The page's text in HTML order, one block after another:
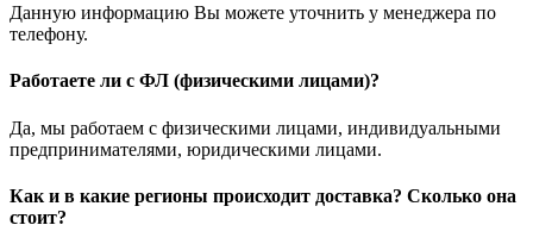
Данную информацию Вы можете уточнить у менеджера по
телефону.
Работаете ли с ФЛ (физическими лицами)?
Да, мы работаем с физическими лицами, индивидуальными
предпринимателями, юридическими лицами.
Как и в какие регионы происходит доставка? Сколько она
стоит?